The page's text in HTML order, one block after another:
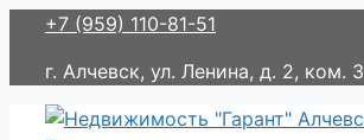
Перейти
содержимому
+7 (959) 110-81-51
г. Алчевск, ул. Ленина, д. 2, ком. 3